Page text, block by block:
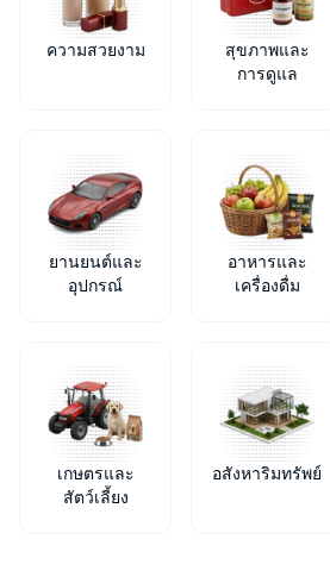
ความสวยงาม
สุขภาพและ
การดูแล
ยานยนต์และ
อุปกรณ์
อาหารและ
เครื่องดื่ม
เกษตรและ
สัตว์เลี้ยง
อสังหาริมทรัพย์